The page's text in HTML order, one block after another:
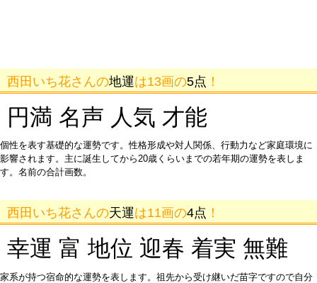
西田いち花さんの地運は13画の5点 ！
円満 名声 人気 才能
個性を表す基礎的な運勢です。性格形成や対人関係、行動力など家庭環境に
影響されます。主に誕生してから20歳くらいまでの若年期の運勢を表しま
す。名前の合計画数。
西田いち花さんの天運は11画の4点 ！
幸運 富 地位 迎春 着実 無難
家系が持つ宿命的な運勢を表します。祖先から受け継いだ苗字ですので自分